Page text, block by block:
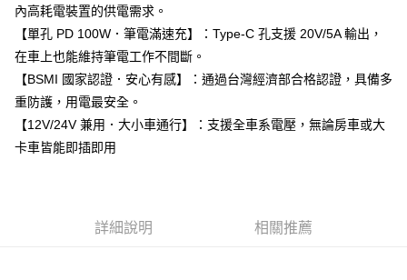
AFTEE先享後付
相關說明
【關於「AFTEE先享後付」】
便利好安心！
１．簡單：不需註冊會員、不需綁卡、不需儲值。
２．便利：只要手機號碼，簡訊認證，即可結帳。
３．安心：先確認商品／服務後，再付款。
３．收到繳費通知簡訊後14天內，點擊此簡訊中的連結，可透過四大超商／
ATM付款
運送方式
全家付款取貨
每筆NT$55，滿NT$490(含以上)免運費
內高耗電裝置的供電需求。
【單孔 PD 100W．筆電滿速充】：Type-C 孔支援 20V/5A 輸出，
在車上也能維持筆電工作不間斷。
【BSMI 國家認證．安心有感】：通過台灣經濟部合格認證，具備多
重防護，用電最安全。
【12V/24V 兼用．大小車通行】：支援全車系電壓，無論房車或大
卡車皆能即插即用
詳細說明 相關推薦